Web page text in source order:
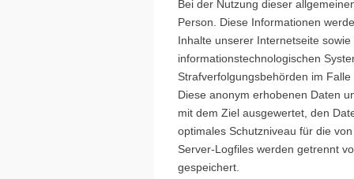
Bei der Nutzung dieser
Person. Diese Informationen
Inhalte unserer Internetseite
informationstechnologischen
Strafverfolgungsbehörden im
Diese anonym erhobenen Daten
mit dem Ziel ausgewertet, den
optimales Schutzniveau für die
Server-Logfiles werden getrennt
gespeichert.